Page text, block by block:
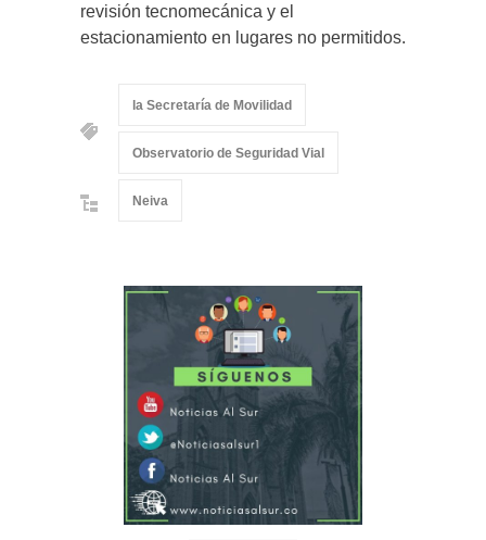
revisión tecnomecánica y el
estacionamiento en lugares no permitidos.
la Secretaría de Movilidad
Observatorio de Seguridad Vial
Neiva